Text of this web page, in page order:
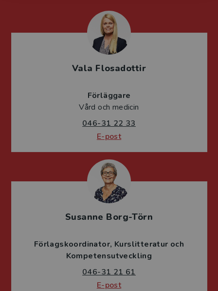
Vala Flosadottir
Förläggare
Vård och medicin
046-31 22 33
E-post
Susanne Borg-Törn
Förlagskoordinator Kurslitteratur och
Kompetensutveckling
046-31 21 61
E-post